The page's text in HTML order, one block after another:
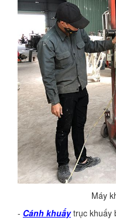
Máy
- Cánh khuấytrục khuấy